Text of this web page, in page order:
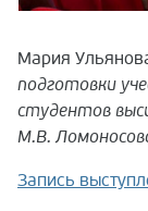
Мария
подготовки
студентов
М.В.
Запись